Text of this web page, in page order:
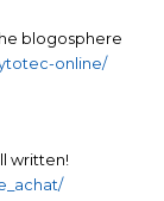
blogosphere
online/
written!